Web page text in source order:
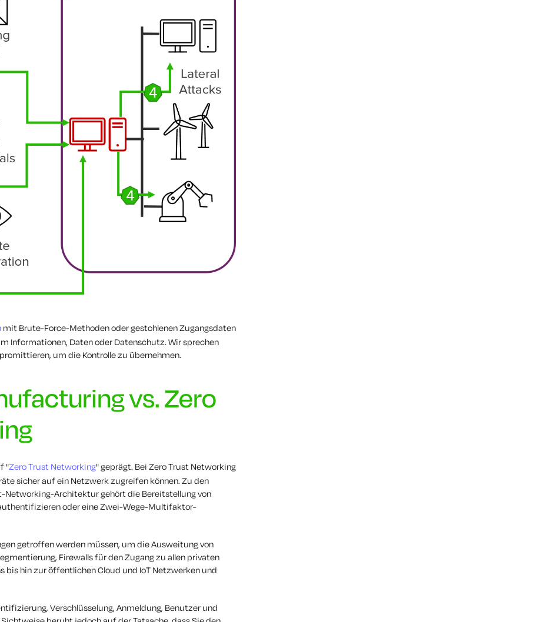
mit Brute-Force-Methoden oder gestohlenen Zugangsdaten
Informationen, Daten oder Datenschutz. Wir sprechen
um die Kontrolle zu übernehmen.
vs. Zero
"Zero Trust Networking" geprägt. Bei Zero Trust Networking
sicher auf ein Netzwerk zugreifen können. Zu den
Networking-Architektur gehört die Bereitstellung von
oder eine Zwei-Wege-Multifaktor-
getroffen werden müssen, um die Ausweitung von
Firewalls für den Zugang zu allen privaten
bis hin zur öffentlichen Cloud und IoT Netzwerken und
Verschlüsselung, Anmeldung, Benutzer und